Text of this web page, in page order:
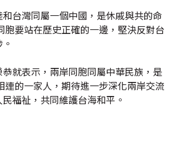
台灣同屬一個中國，是休戚與共的命
胞要站在歷史正確的一邊，堅決反對台
就表示，兩岸同胞同屬中華民族，是
連的一家人，期待進一步深化兩岸交流
福祉，共同維護台海和平。